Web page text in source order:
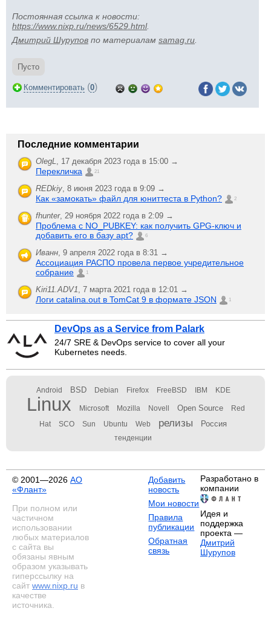
Постоянная ссылка к новости:
https://www.nixp.ru/news/6529.html.
Дмитрий Шурупов по материалам samag.ru
Пусто
Комментировать (0)
Последние комментарии
OlegL, 17 декабря 2023 года в 15:00 →
Перекличка 21
REDkiy, 8 июня 2023 года в 9:09 →
Как «замокать» файл для юниттеста в Python? 2
fhunter, 29 ноября 2022 года в 2:09 →
Проблема с NO_PUBKEY: как получить GPG-ключ и
добавить его в базу apt?
6
Иванн, 9 апреля 2022 года в 8:31 →
Ассоциация РАСПО провела первое учредительное
собрание
1
Kiri11.ADV1, 7 марта 2021 года в 12:01 →
Логи catalina.out в TomCat 9 в формате JSON 1
DevOps as a Service from Palark
24/7 SRE & DevOps service to cover all your
Kubernetes needs.
Android BSD Debian Firefox FreeBSD IBM KDE
Linux Microsoft Mozilla Novell Open Source Red
Hat SCO Sun Ubuntu Web релизы Россия
тенденции
© 2001—2026 АО
«Флант»
При полном или
частичном
использовании
любых материалов
с сайта вы
обязаны явным
образом указывать
гиперссылку на
сайт www.nixp.ru в
качестве
источника.
Добавить
новость
Мои новости
Правила
публикации
Обратная
связь
Разработано в
компании
Идея и
поддержка
проекта —
Дмитрий
Шурупов